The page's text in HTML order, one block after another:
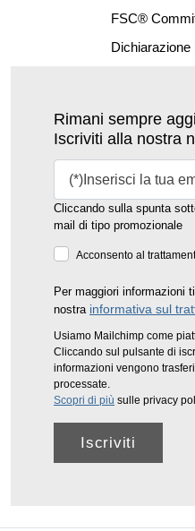
FSC®
Dichiarazione
Rimani sempre
Iscriviti alla nostra
Cliccando sulla spunta
mail di tipo promozionale
Acconsento al
Per maggiori informazioni
nostra informativa sul
Usiamo Mailchimp come
Cliccando sul pulsante di
informazioni vengono
processate.
Scopri di più sulle privacy